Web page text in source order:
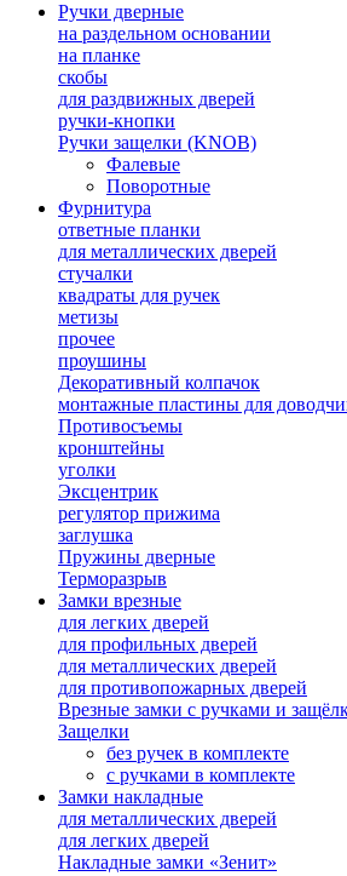
Ручки дверные
на раздельном основании
на планке
скобы
для раздвижных дверей
ручки-кнопки
Ручки защелки (KNOB)
Фалевые
Поворотные
Фурнитура
ответные планки
для металлических дверей
стучалки
квадраты для ручек
метизы
прочее
проушины
Декоративный колпачок
монтажные пластины для
Противосъемы
кронштейны
уголки
Эксцентрик
регулятор прижима
заглушка
Пружины дверные
Терморазрыв
Замки врезные
для легких дверей
для профильных дверей
для металлических дверей
для противопожарных дверей
Врезные замки с ручками и
Защелки
без ручек в комплекте
с ручками в комплекте
Замки накладные
для металлических дверей
для легких дверей
Накладные замки «Зенит»